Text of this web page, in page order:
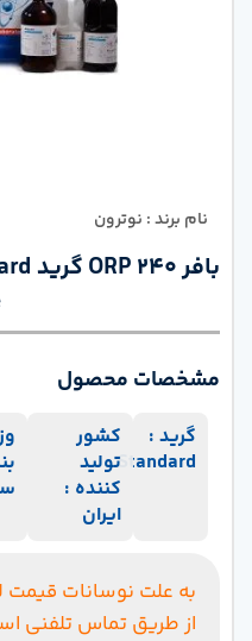
نام برند : نوترون
بافر 240 ORP گرید Standard (نوترون)
مشخصات محصول
گرید :
Standard
کشور
تولید
کننده :
ایران
به علت نوسانات قیمت
از طریق تماس تلفنی